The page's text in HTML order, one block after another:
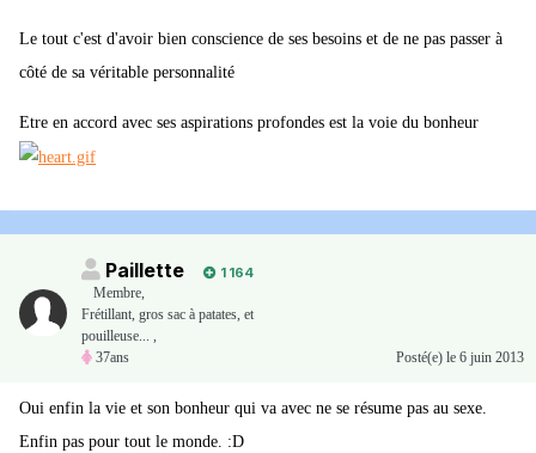
Le tout c'est d'avoir bien conscience de ses besoins et de ne pas passer à
côté de sa véritable personnalité
Etre en accord avec ses aspirations profondes est la voie du bonheur
Paillette
1 164
Membre,
Frétillant, gros sac à patates, et
pouilleuse... ,
37ans
Posté(e) le 6 juin 2013
Oui enfin la vie et son bonheur qui va avec ne se résume pas au sexe.
Enfin pas pour tout le monde. :D